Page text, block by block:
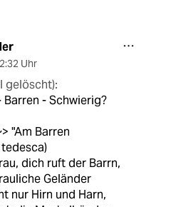
Uhr
gelöscht):
Barren - Schwierig?
"Am Barren
dich ruft der Barrn,
Geländer
nur Hirn und Harn,